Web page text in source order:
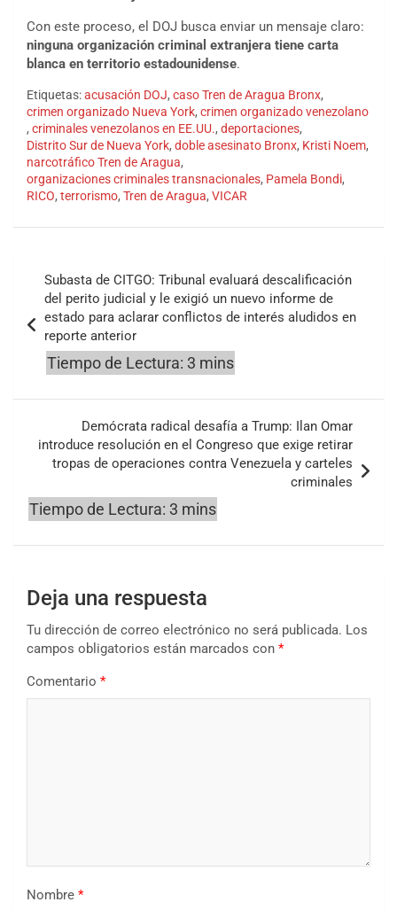
Con este proceso, el DOJ busca enviar un mensaje claro:
ninguna organización criminal extranjera tiene carta
blanca en territorio estadounidense.
Etiquetas:acusación DOJ, caso Tren de Aragua Bronx,
crimen organizado Nueva York, crimen organizado venezolano
, criminales venezolanos en EE.UU., deportaciones,
Distrito Sur de Nueva York, doble asesinato Bronx, Kristi Noem,
narcotráfico Tren de Aragua,
organizaciones criminales transnacionales, Pamela Bondi,
RICO, terrorismo, Tren de Aragua, VICAR
entradas
Subasta de CITGO: Tribunal evaluará descalificación
del perito judicial y le exigió un nuevo informe de
estado para aclarar conflictos de interés aludidos en
reporte anterior
Demócrata radical desafía a Trump: Ilan Omar
introduce resolución en el Congreso que exige retirar
tropas de operaciones contra Venezuela y carteles
criminales
Deja una respuesta
Tu dirección de correo electrónico no será publicada. Los
campos obligatorios están marcados con *
Comentario *
Nombre *